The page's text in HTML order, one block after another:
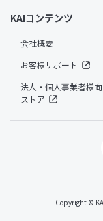
KAIコンテンツ
会社概要
お客様サポート
法人・個人事業者様
ストア
Copyright ©